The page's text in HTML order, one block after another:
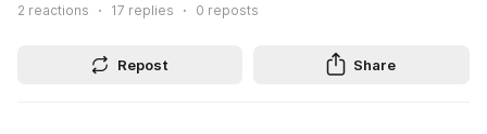
2 reactions 17 replies 0 reposts
Repost Share